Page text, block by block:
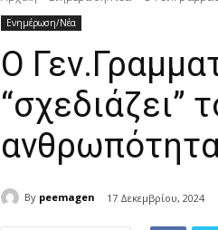
Ενημέρωση/Νέα
Ο
“σχεδιάζει”
By peemagen 17 Δεκεμβρίου, 2024